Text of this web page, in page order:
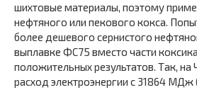
шихтовые материалы, поэтому
нефтяно­го или пекового кокса.
более деше­вого сернистого
выплавке ФС75 вместо части
положительных результатов. Так,
расход электроэнергии с 31864 МДж